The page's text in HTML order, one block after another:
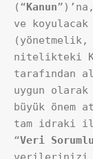
(“Kanun
ve
nitelikteki
tarafından
uygun
büyük önem
tam idraki
“Veri